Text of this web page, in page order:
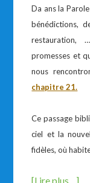
Da ans la
bénédictions,
restauration,
promesses et
nous
chapitre 21.
Ce passage
ciel et la
fidèles, où
[Lire plus…]